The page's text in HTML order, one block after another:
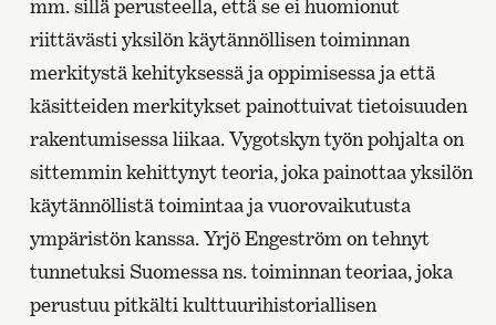
mm. sillä perusteella, että se ei huomionut
riittävästi yksilön käytännöllisen toiminnan
merkitystä kehityksessä ja oppimisessa ja että
käsitteiden merkitykset painottuivat tietoisuuden
rakentumisessa liikaa. Vygotskyn työn pohjalta on
sittemmin kehittynyt teoria, joka painottaa yksilön
käytännöllistä toimintaa ja vuorovaikutusta
ympäristön kanssa. Yrjö Engeström on tehnyt
tunnetuksi Suomessa ns. toiminnan teoriaa, joka
perustuu pitkälti kulttuurihistoriallisen